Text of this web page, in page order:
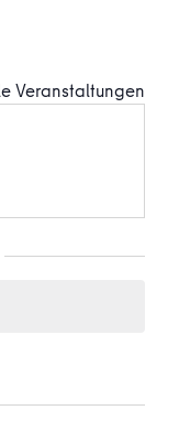
Veranstaltungen